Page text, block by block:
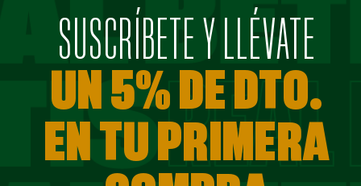
SUSCRÍBETE Y LLÉVATE
UN 5% DE DTO.
EN TU PRIMERA